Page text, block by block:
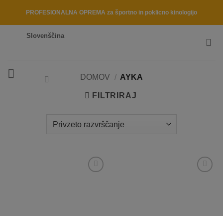
PROFESIONALNA OPREMA za športno in poklicno kinologijo
Slovenščina
DOMOV / AYKA
FILTRIRAJ